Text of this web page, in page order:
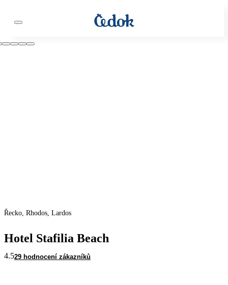
Řecko, Rhodos, Lardos
Hotel Stafilia Beach
4.529 hodnocení zákazníků